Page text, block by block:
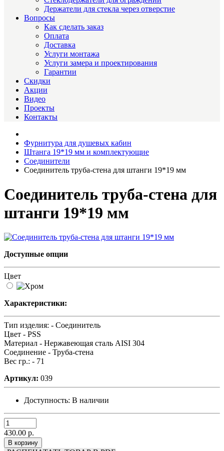
Держатели для стекла через отверстие
Вопросы
Как сделать заказ
Оплата
Доставка
Услуги монтажа
Услуги замера и проектирования
Гарантии
Скидки
Акции
Видео
Проекты
Контакты
Фурнитура для душевых кабин
Штанга 19*19 мм и комплектующие
Соединители
Соединитель труба-стена для штанги 19*19 мм
Соединитель труба-стена для
штанги 19*19 мм
Доступные опции
Цвет
Характеристики:
Тип изделия: - Соединитель
Цвет - PSS
Материал - Нержавеющая сталь AISI 304
Соединение - Труба-стена
Вес гр.: - 71
Артикул: 039
Доступность: В наличии
430.00 р.
В корзину